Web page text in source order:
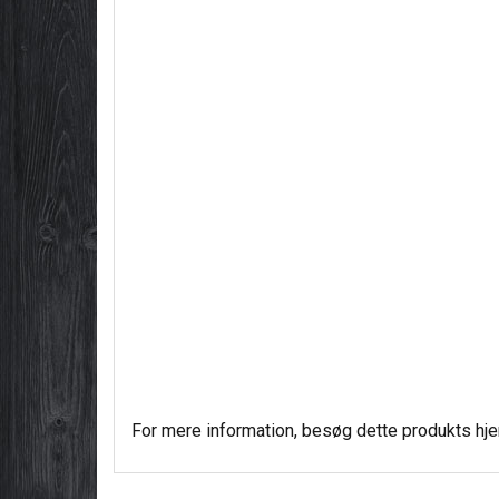
For mere information, besøg dette produkts